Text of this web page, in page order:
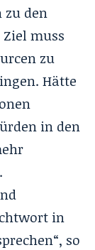
zu den
Ziel muss
zu
Hätte
in den
in
so